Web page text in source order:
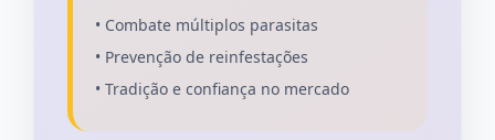
• Combate múltiplos parasitas
• Prevenção de reinfestações
• Tradição e confiança no mercado